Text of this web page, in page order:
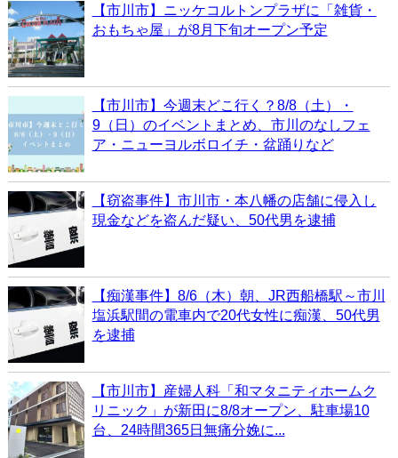
【市川市】ニッケコルトンプラザに「雑貨・
おもちゃ屋」が8月下旬オープン予定
【市川市】今週末どこ行く？8/8（土）・
9（日）のイベントまとめ、市川のなしフェ
ア・ニューヨルボロイチ・盆踊りなど
【窃盗事件】市川市・本八幡の店舗に侵入し
現金などを盗んだ疑い、50代男を逮捕
【痴漢事件】8/6（木）朝、JR西船橋駅～市川
塩浜駅間の電車内で20代女性に痴漢、50代男
を逮捕
【市川市】産婦人科「和マタニティホームク
リニック」が新田に8/8オープン、駐車場10
台、24時間365日無痛分娩に...